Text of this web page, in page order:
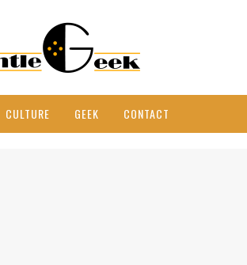
CULTURE GEEK CONTACT